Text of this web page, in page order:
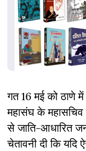
गत 16 मई को ठाणे
महासंघ के
से जाति-आधारित
चेतावनी दी कि यदि